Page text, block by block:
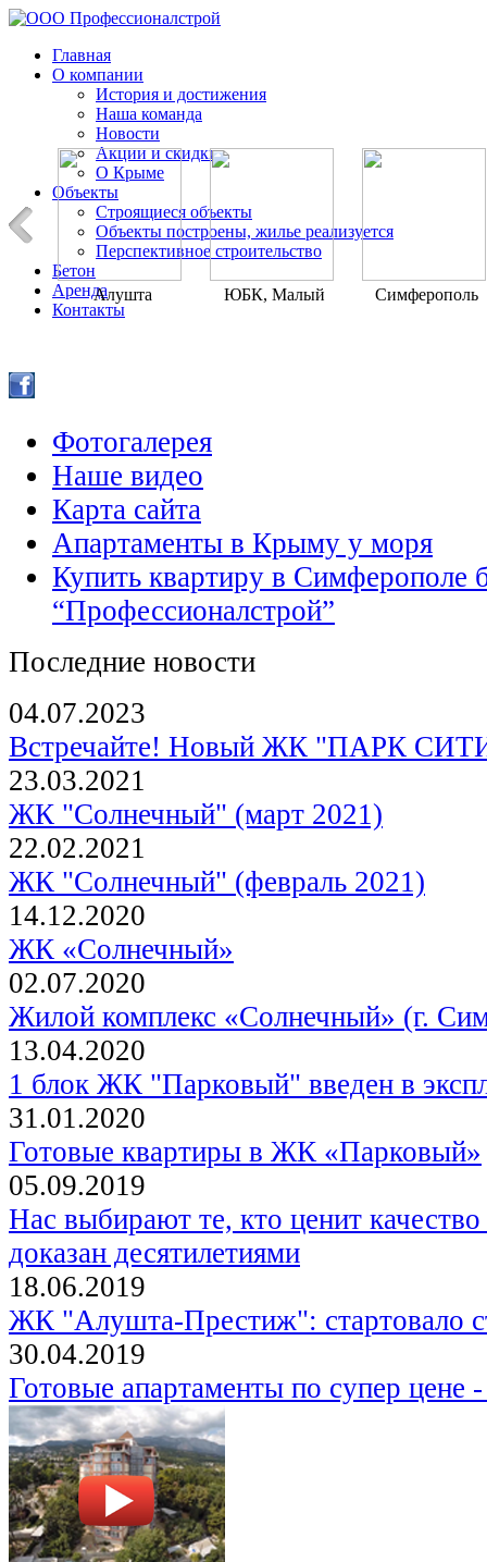
Главная
О компании
История и достижения
Наша команда
Новости
Акции и скидки
О Крыме
Объекты
Строящиеся объекты
Объекты построены, жилье реализуется
Перспективное строительство
Бетон
Аренда
Контакты
Алушта
ЮБК, Малый
Симферополь
Фотогалерея
Наше видео
Карта сайта
Апартаменты в Крыму у моря
Купить квартиру в Симферополе
“Профессионалстрой”
Последние новости
04.07.2023
Встречайте! Новый ЖК "ПАРК
23.03.2021
ЖК "Солнечный" (март 2021)
22.02.2021
ЖК "Солнечный" (февраль 2021)
14.12.2020
ЖК «Солнечный»
02.07.2020
Жилой комплекс «Солнечный» (г.
13.04.2020
1 блок ЖК "Парковый" введен в
31.01.2020
Готовые квартиры в ЖК «Парковый»
05.09.2019
Нас выбирают те, кто ценит
доказан десятилетиями
18.06.2019
ЖК "Алушта-Престиж": стартовало
30.04.2019
Готовые апартаменты по супер цене